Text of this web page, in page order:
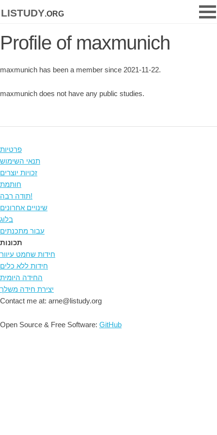
listudy.org
Profile of maxmunich
maxmunich has been a member since 2021-11-22.
maxmunich does not have any public studies.
פרטיות
תנאי השימוש
זכויות יוצרים
חותמת
תודה רבה!
שינויים אחרונים
בלוג
עבור מתכנתים
תכונות
חידות שחמט עיוור
חידות ללא כלים
החידה היומית
יצירת חידה משלך
Contact me at: arne@listudy.org
Open Source & Free Software: GitHub